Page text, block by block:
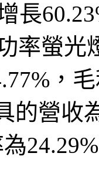
長
率螢
，
的營收